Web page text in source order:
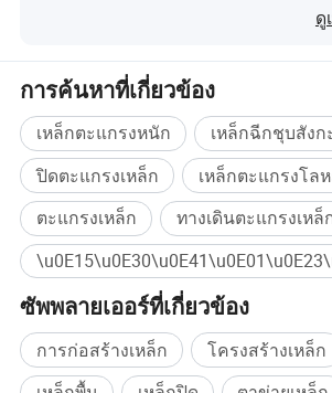
การบรรจุและการจัดส่ง
ดู
การค้นหาที่เกี่ยวข้อง
เหล็กตะแกรงหนัก
เหล็กฉีกชุบสังก
ปิดตะแกรงเหล็ก
เหล็กตะแกรงโล
ตะแกรงเหล็ก
ทางเดินตะแกรงเหล็
ซัพพลายเออร์ที่เกี่ยวข้อง
การก่อสร้างเหล็ก โครงสร้างเหล็ก